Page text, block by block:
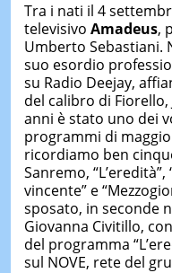
Tra i nati il 4
televisivo Amadeus,
Umberto Sebastiani.
suo esordio
su Radio Deejay,
del calibro di
anni è stato uno dei
programmi di
ricordiamo ben
Sanremo,
vincente” e
sposato, in seconde
Giovanna Civitillo,
del programma
sul NOVE, rete del